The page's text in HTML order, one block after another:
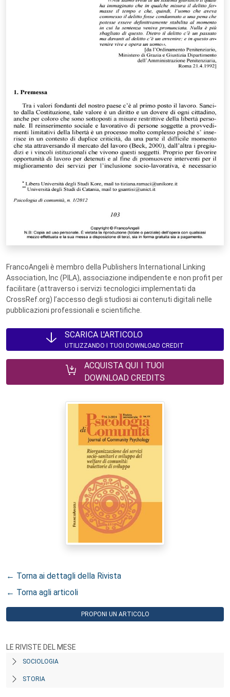
FrancoAngeli è membro della Publishers International Linking
Association, Inc (PILA), associazione indipendente e non profit per
facilitare (attraverso i servizi tecnologici implementati da
CrossRef.org) l’accesso degli studiosi ai contenuti digitali nelle
pubblicazioni professionali e scientifiche.
SCARICA L'ARTICOLO
UTILIZZANDO I TUOI DOWNLOAD CREDIT
ACQUISTA QUI I TUOI
DOWNLOAD CREDITS
← Torna ai dettagli della Rivista
← Torna agli articoli
PROPONI UN ARTICOLO
LE RIVISTE DEL MESE
SOCIOLOGIA
STORIA